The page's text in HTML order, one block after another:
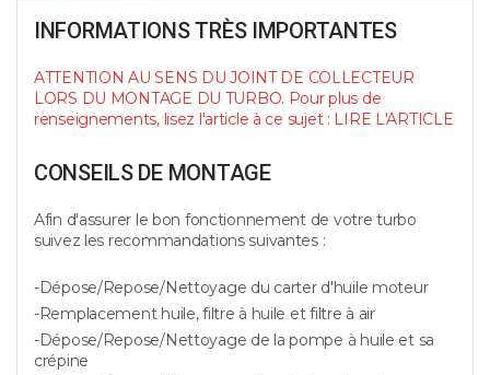
INFORMATIONS TRÈS IMPORTANTES
ATTENTION AU SENS DU JOINT DE COLLECTEUR
LORS DU MONTAGE DU TURBO. Pour plus de
renseignements, lisez l'article à ce sujet : LIRE L'ARTICLE
CONSEILS DE MONTAGE
Afin d'assurer le bon fonctionnement de votre turbo
suivez les recommandations suivantes :
-Dépose/Repose/Nettoyage du carter d'huile moteur
-Remplacement huile, filtre à huile et filtre à air
-Dépose/Repose/Nettoyage de la pompe à huile et sa
crépine